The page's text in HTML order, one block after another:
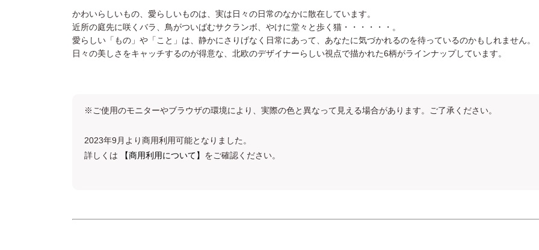
かわいらしいもの、愛らしいものは、実は日々の日常のなかに散在しています。
近所の庭先に咲くバラ、鳥がついばむサクランボ、やけに堂々と歩く猫・・・・・・。
愛らしい「もの」や「こと」は、静かにさりげなく日常にあって、あなたに気づかれるのを待っているのかもしれません。
日々の美しさをキャッチするのが得意な、北欧のデザイナーらしい視点で描かれた6柄がラインナップしています。
※ご使用のモニターやブラウザの環境により、実際の色と異なって見える場合があります。ご了承ください。
2023年9月より商用利用可能となりました。
詳しくは
【商用利用について】 をご確認ください。